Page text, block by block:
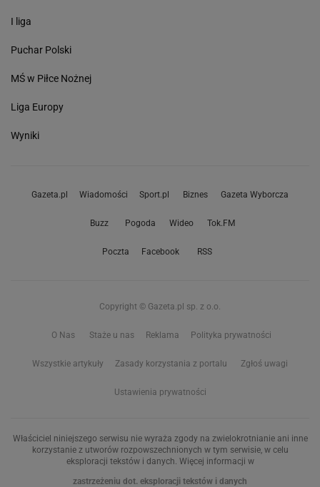
I liga
Puchar Polski
MŚ w Piłce Nożnej
Liga Europy
Wyniki
Gazeta.pl Wiadomości Sport.pl Biznes Gazeta Wyborcza
Buzz Pogoda Wideo Tok.FM
Poczta Facebook RSS
Copyright © Gazeta.pl sp. z o.o.
O Nas Staże u nas Reklama Polityka prywatności
Wszystkie artykuły Zasady korzystania z portalu Zgłoś uwagi
Ustawienia prywatności
Właściciel niniejszego serwisu nie wyraża zgody na zwielokrotnianie ani inne
korzystanie z utworów rozpowszechnionych w tym serwisie, w celu
eksploracji tekstów i danych. Więcej informacji w
zastrzeżeniu dot. eksploracji tekstów i danych